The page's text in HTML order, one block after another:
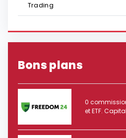
Trading
Bons plans
0
et ETF.